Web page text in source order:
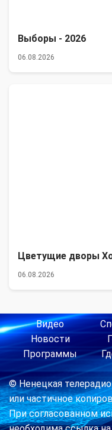
Выборы - 2026
06.08.2026
Цветущие дворы
06.08.2026
Видео
Новости
Программы
© Ненецкая
или частичное
При согласованном